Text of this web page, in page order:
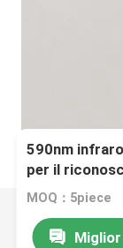
590nm
per il
MOQ：5piece